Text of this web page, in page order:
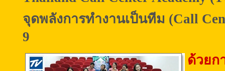
จุดพลังการทำงานเป็นทีม (Call
9
ด้วยก